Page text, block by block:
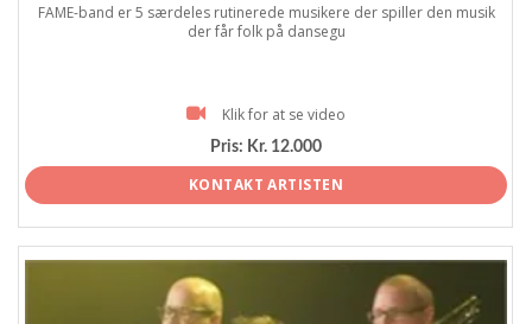
FAME-band er 5 særdeles rutinerede musikere der spiller den musik
der får folk på dansegu
Klik for at se video
Pris: Kr. 12.000
KONTAKT ARTISTEN